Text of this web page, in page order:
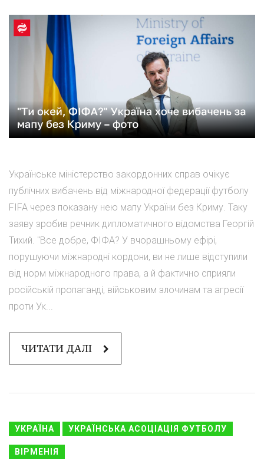
Українське міністерство закордонних справ очікує
публічних вибачень від міжнародної федерації футболу
FIFA через показану нею мапу України без Криму. Таку
заяву зробив речник дипломатичного відомства Георгій
Тихий. "Все добре, ФІФА? У вчорашньому ефірі,
порушуючи міжнародні кордони, ви не лише відступили
від норм міжнародного права, а й фактично сприяли
російській пропаганді, військовим злочинам та агресії
проти Ук...
ЧИТАТИ ДАЛІ
УКРАЇНА УКРАЇНСЬКА АСОЦІАЦІЯ ФУТБОЛУ
ВІРМЕНІЯ